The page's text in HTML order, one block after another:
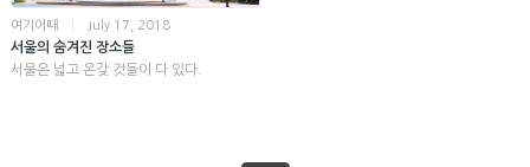
여기어때 July 17, 2018
서울의 숨겨진 장소들
서울은 넓고 온갖 것들이 다 있다.